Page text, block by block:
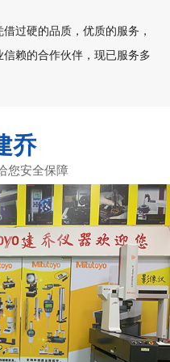
过硬的品质，优质的服务，
赖的合作伙伴，现已服务多
乔